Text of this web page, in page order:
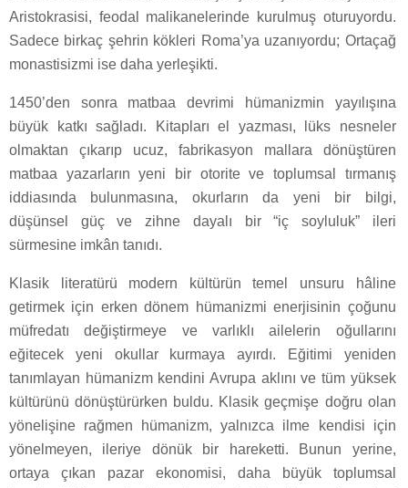
Aristokrasisi, feodal malikanelerinde kurulmuş oturuyordu.
Sadece birkaç şehrin kökleri Roma’ya uzanıyordu; Ortaçağ
monastisizmi ise daha yerleşikti.
1450’den sonra matbaa devrimi hümanizmin yayılışına
büyük katkı sağladı. Kitapları el yazması, lüks nesneler
olmaktan çıkarıp ucuz, fabrikasyon mallara dönüştüren
matbaa yazarların yeni bir otorite ve toplumsal tırmanış
iddiasında bulunmasına, okurların da yeni bir bilgi,
düşünsel güç ve zihne dayalı bir “iç soyluluk” ileri
sürmesine imkân tanıdı.
Klasik literatürü modern kültürün temel unsuru hâline
getirmek için erken dönem hümanizmi enerjisinin çoğunu
müfredatı değiştirmeye ve varlıklı ailelerin oğullarını
eğitecek yeni okullar kurmaya ayırdı. Eğitimi yeniden
tanımlayan hümanizm kendini Avrupa aklını ve tüm yüksek
kültürünü dönüştürürken buldu. Klasik geçmişe doğru olan
yönelişine rağmen hümanizm, yalnızca ilme kendisi için
yönelmeyen, ileriye dönük bir hareketti. Bunun yerine,
ortaya çıkan pazar ekonomisi, daha büyük toplumsal